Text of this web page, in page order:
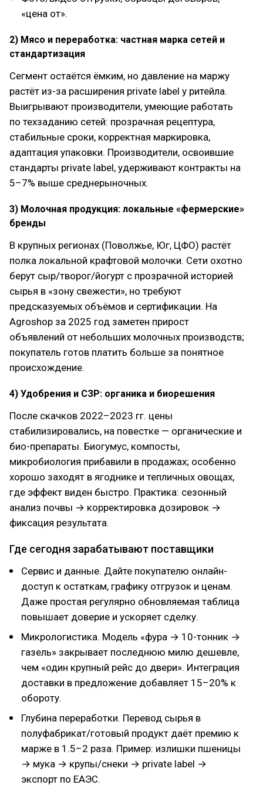
«цена от».
2) Мясо и переработка: частная марка сетей и
стандартизация
Сегмент остаётся ёмким, но давление на маржу
растёт из-за расширения private label у ритейла.
Выигрывают производители, умеющие работать
по техзаданию сетей: прозрачная рецептура,
стабильные сроки, корректная маркировка,
адаптация упаковки. Производители, освоившие
стандарты private label, удерживают контракты на
5–7% выше среднерыночных.
3) Молочная продукция: локальные «фермерские»
бренды
В крупных регионах (Поволжье, Юг, ЦФО) растёт
полка локальной крафтовой молочки. Сети охотно
берут сыр/творог/йогурт с прозрачной историей
сырья в «зону свежести», но требуют
предсказуемых объёмов и сертификации. На
Agroshop за 2025 год заметен прирост
объявлений от небольших молочных производств;
покупатель готов платить больше за понятное
происхождение.
4) Удобрения и СЗР: органика и биорешения
После скачков 2022–2023 гг. цены
стабилизировались, на повестке — органические и
био-препараты. Биогумус, компосты,
микробиология прибавили в продажах; особенно
хорошо заходят в ягоднике и тепличных овощах,
где эффект виден быстро. Практика: сезонный
анализ почвы → корректировка дозировок →
фиксация результата.
Где сегодня зарабатывают поставщики
Сервис и данные. Дайте покупателю онлайн-
доступ к остаткам, графику отгрузок и ценам.
Даже простая регулярно обновляемая таблица
повышает доверие и ускоряет сделку.
Микрологистика. Модель «фура → 10-тонник →
газель» закрывает последнюю милю дешевле,
чем «один крупный рейс до двери». Интеграция
доставки в предложение добавляет 15–20% к
обороту.
Глубина переработки. Перевод сырья в
полуфабрикат/готовый продукт даёт премию к
марже в 1.5–2 раза. Пример: излишки пшеницы
→ мука → крупы/снеки → private label →
экспорт по ЕАЭС.